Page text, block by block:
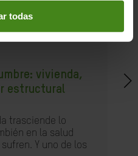
todas
vivienda,
estructural
trasciende lo
en la salud
Y uno de los